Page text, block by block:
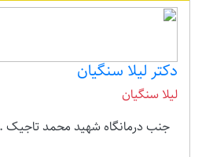
دکتر لیلا سنگیان
لیلا سنگیان
جنب درمانگاه شهید محمد تاجیک